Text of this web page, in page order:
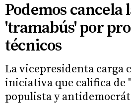
Podemos cancela
'tramabús' por
técnicos
La vicepresidenta carga
iniciativa que califica de
populista y